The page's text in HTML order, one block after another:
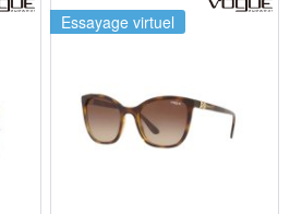
Essayage virtuel